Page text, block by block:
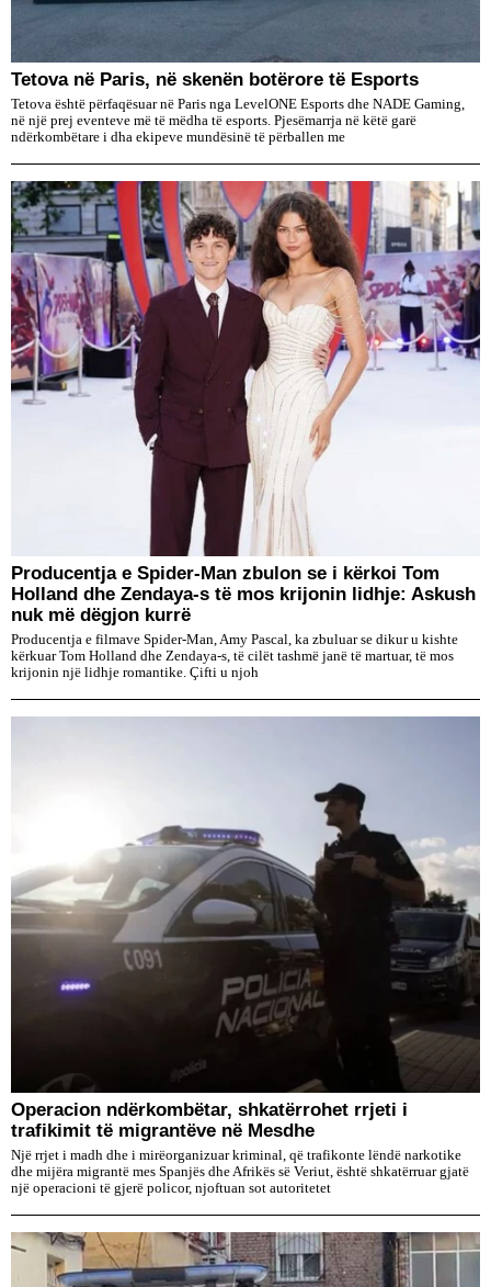
Tetova në Paris, në skenën botërore të Esports
Tetova është përfaqësuar në Paris nga LevelONE Esports dhe NADE Gaming,
në një prej eventeve më të mëdha të esports. Pjesëmarrja në këtë garë
ndërkombëtare i dha ekipeve mundësinë të përballen me
Producentja e Spider-Man zbulon se i kërkoi Tom
Holland dhe Zendaya-s të mos krijonin lidhje: Askush
nuk më dëgjon kurrë
Producentja e filmave Spider-Man, Amy Pascal, ka zbuluar se dikur u kishte
kërkuar Tom Holland dhe Zendaya-s, të cilët tashmë janë të martuar, të mos
krijonin një lidhje romantike. Çifti u njoh
Operacion ndërkombëtar, shkatërrohet rrjeti i
trafikimit të migrantëve në Mesdhe
Një rrjet i madh dhe i mirëorganizuar kriminal, që trafikonte lëndë narkotike
dhe mijëra migrantë mes Spanjës dhe Afrikës së Veriut, është shkatërruar gjatë
një operacioni të gjerë policor, njoftuan sot autoritetet